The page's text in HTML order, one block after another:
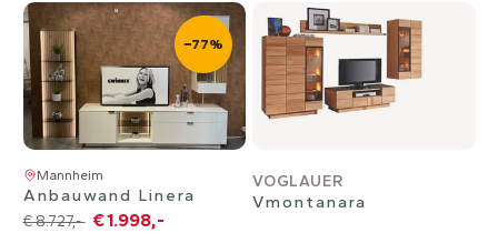
−77%
Mannheim
Anbauwand Linera
€ 8.727,- € 1.998,-
VOGLAUER
Vmontanara